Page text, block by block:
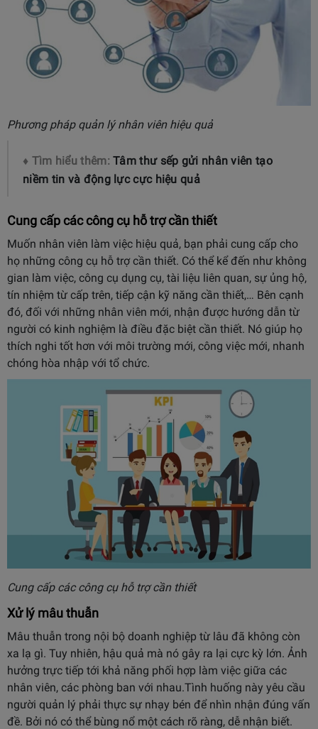
Phương pháp quản lý nhân viên hiệu quả
♦ Tìm hiểu thêm:Tâm thư sếp gửi nhân viên tạo
niềm tin và động lực cực hiệu quả
Cung cấp các công cụ hỗ trợ cần thiết
Muốn nhân viên làm việc hiệu quả, bạn phải cung cấp cho
họ những công cụ hỗ trợ cần thiết. Có thể kể đến như không
gian làm việc, công cụ dụng cụ, tài liệu liên quan, sự ủng hộ,
tín nhiệm từ cấp trên, tiếp cận kỹ năng cần thiết,… Bên cạnh
đó, đối với những nhân viên mới, nhận được hướng dẫn từ
người có kinh nghiệm là điều đặc biệt cần thiết. Nó giúp họ
thích nghi tốt hơn với môi trường mới, công việc mới, nhanh
chóng hòa nhập với tổ chức.
Cung cấp các công cụ hỗ trợ cần thiết
Xử lý mâu thuẫn
Mâu thuẫn trong nội bộ doanh nghiệp từ lâu đã không còn
xa lạ gì. Tuy nhiên, hậu quả mà nó gây ra lại cực kỳ lớn. Ảnh
hưởng trực tiếp tới khả năng phối hợp làm việc giữa các
nhân viên, các phòng ban với nhau.Tình huống này yêu cầu
người quản lý phải thực sự nhạy bén để nhìn nhận đúng vấn
đề. Bởi nó có thể bùng nổ một cách rõ ràng, dễ nhận biết.